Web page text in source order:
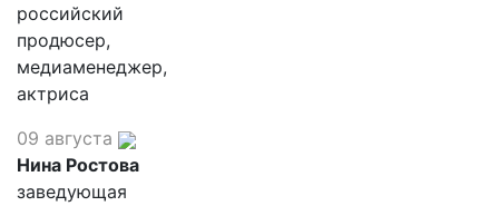
российский
продюсер,
медиаменеджер,
актриса
09 августа
Нина Ростова
заведующая